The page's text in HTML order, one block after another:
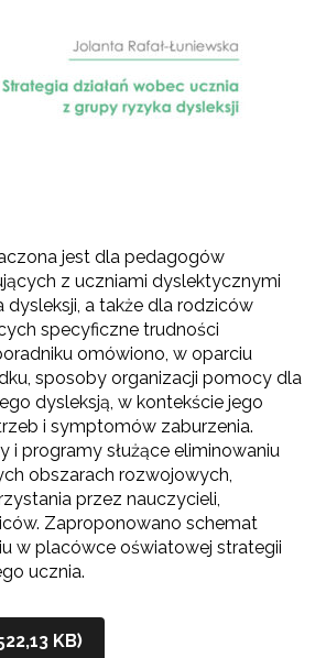
jest dla pedagogów
z uczniami dyslektycznymi
dysleksji, a także dla rodziców
specyficzne trudności
omówiono, w oparciu
sposoby organizacji pomocy dla
dysleksją, w kontekście jego
i symptomów zaburzenia.
i programy służące eliminowaniu
obszarach rozwojowych,
przez nauczycieli,
Zaproponowano schemat
w placówce oświatowej strategii
ucznia.
KB)